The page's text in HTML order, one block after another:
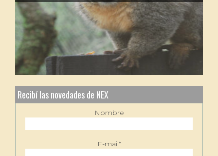
Recibí las novedades de NEX
Nombre
E-mail*